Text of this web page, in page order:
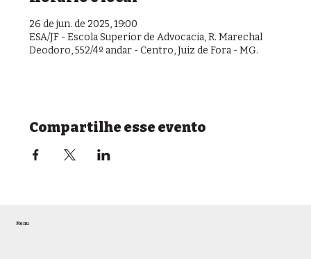
26 de jun. de 2025, 19:00
ESA/JF - Escola Superior de Advocacia, R. Marechal
Deodoro, 552/4º andar - Centro, Juiz de Fora - MG.
Compartilhe esse evento
Menu